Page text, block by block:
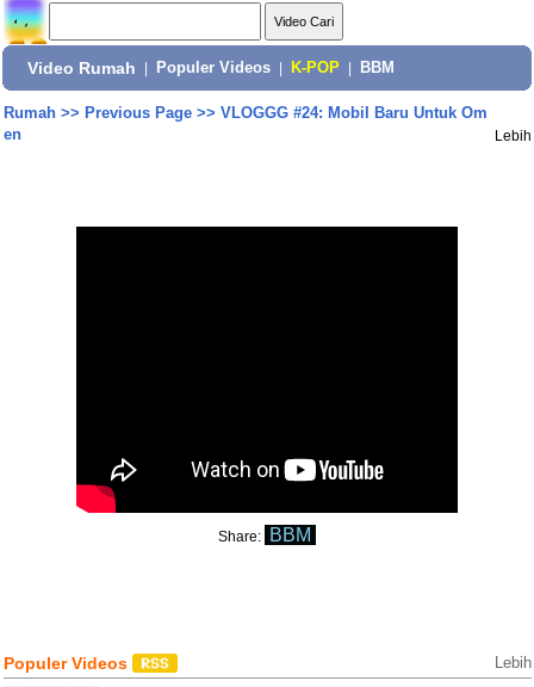
Video Rumah Populer Videos K-POP BBM
Rumah>> Previous Page>> VLOGGG #24: Mobil Baru Untuk Om
en
Lebih
Share: BBM
Populer Videos Lebih